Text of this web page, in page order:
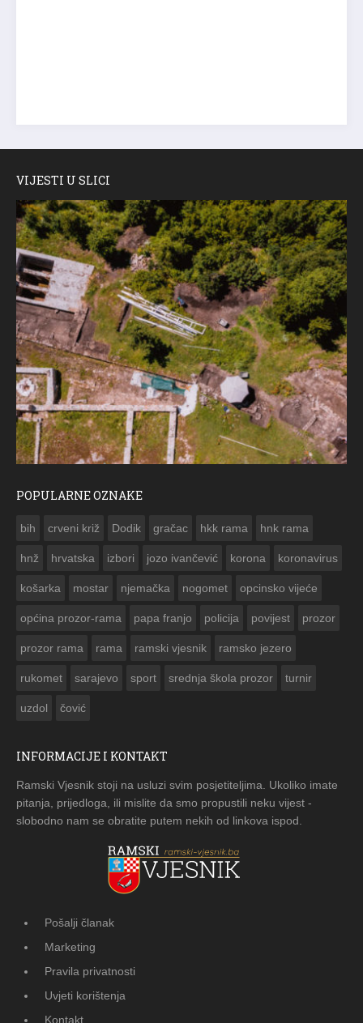
VIJESTI U SLICI
POPULARNE OZNAKE
bih crveni križ Dodik gračac hkk rama hnk rama
hnž hrvatska izbori jozo ivančević korona koronavirus
košarka mostar njemačka nogomet opcinsko vijeće
općina prozor-rama papa franjo policija povijest prozor
prozor rama rama ramski vjesnik ramsko jezero
rukomet sarajevo sport srednja škola prozor turnir
uzdol čović
INFORMACIJE I KONTAKT
Ramski Vjesnik stoji na usluzi svim posjetiteljima. Ukoliko imate
pitanja, prijedloga, ili mislite da smo propustili neku vijest -
slobodno nam se obratite putem nekih od linkova ispod.
Pošalji članak
Marketing
Pravila privatnosti
Uvjeti korištenja
Kontakt